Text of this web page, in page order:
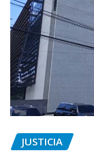
JUSTICIA